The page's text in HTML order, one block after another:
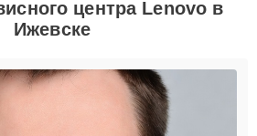
центра Lenovo в
Ижевске